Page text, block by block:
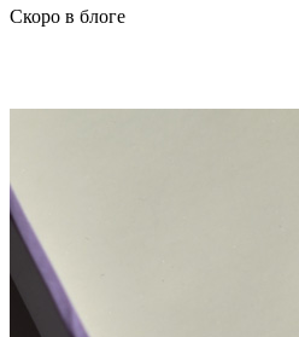
Скоро в блоге